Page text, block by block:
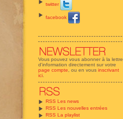
twitter
facebook
Vous pouvez vous abonner à la lettre
d'information directement sur votre
page compte , ou en vous inscrivant
ici
RSS Les news
RSS Les nouvelles entrées
RSS La playlist